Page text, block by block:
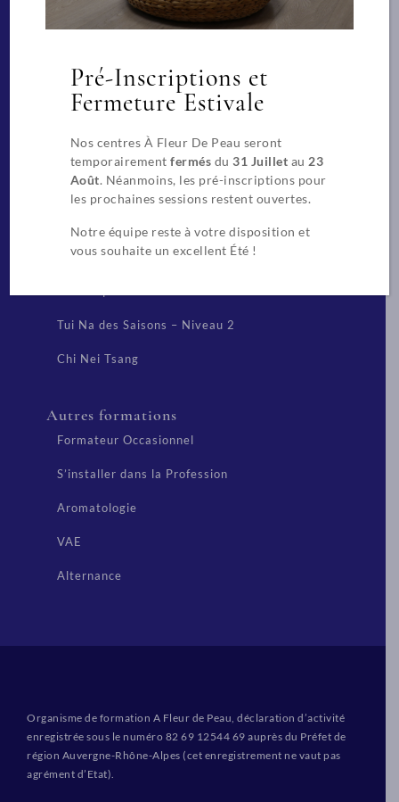
Massages Spa de bien-être
Beauté
CAP Esthétique, Cosmétique, Parfumerie
Extension de cils
Techniques chinoises
Réflexologue
Tui Na des Saisons – Niveau 2
Chi Nei Tsang
Autres formations
Formateur Occasionnel
S’installer dans la Profession
Aromatologie
VAE
Alternance
Organisme de formation A Fleur de Peau, déclaration d’activité
enregistrée sous le numéro 82 69 12544 69 auprès du Préfet de
région Auvergne-Rhône-Alpes (cet enregistrement ne vaut pas
agrément d’Etat).
Pré-Inscriptions et
Fermeture Estivale
Nos centres À Fleur De Peau seront
temporairementfermés du31 Juillet au 23
Août. Néanmoins, les pré-inscriptions pour
les prochaines sessions restent ouvertes.
Notre équipe reste à votre disposition et
vous souhaite un excellent Été !